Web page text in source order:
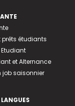
prêts étudiants
et Alternance
job saisonnier